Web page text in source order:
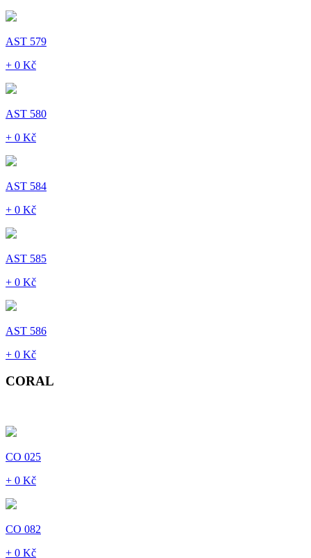
AST 579
+ 0 Kč
AST 580
+ 0 Kč
AST 584
+ 0 Kč
AST 585
+ 0 Kč
AST 586
+ 0 Kč
CORAL
CO 025
+ 0 Kč
CO 082
+ 0 Kč